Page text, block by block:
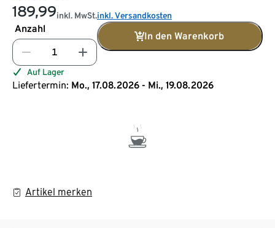
189,99inkl. MwSt.inkl. Versandkosten
Anzahl
In den Warenkorb
Auf Lager
Liefertermin: Mo., 17.08.2026 - Mi., 19.08.2026
Artikel merken